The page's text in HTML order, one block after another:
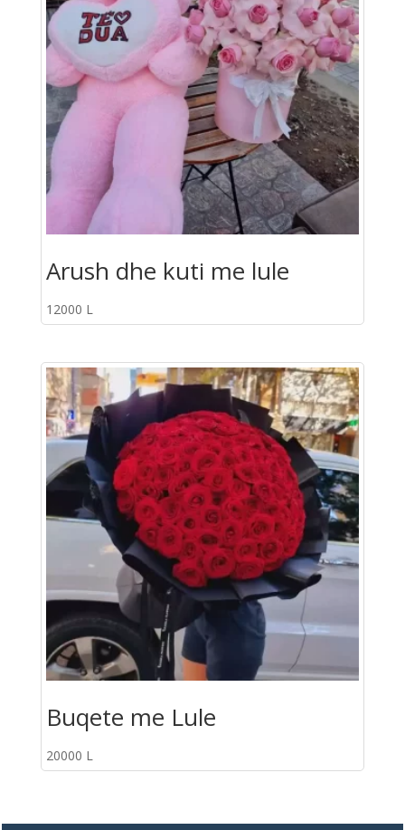
Arush dhe kuti me lule
12000 L
Buqete me Lule
20000 L